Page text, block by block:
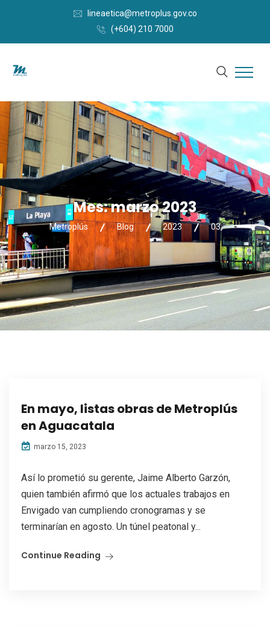
lineaetica@metroplus.gov.co
(+604) 210 7000
Mes:marzo 2023
Metroplús Blog 2023 03
En mayo, listas obras de Metroplús
en Aguacatala
marzo 15, 2023
Así lo prometió su gerente, Jaime Alberto Garzón,
quien también afirmó que los actuales trabajos en
Envigado van cumpliendo cronogramas y se
terminarían en agosto. Un túnel peatonal y...
Continue Reading